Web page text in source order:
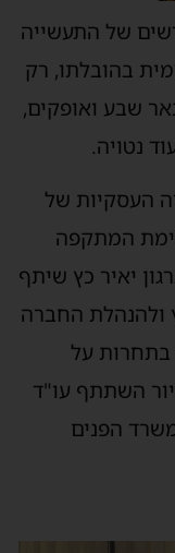
של התעשייה
בהובלתו, רק
שבע ואופקים,
נטויה.
העסקיות של
המתקפה
הארגון יאיר כץ שיתף
ולהנהלת החברה
בתחרות על
השתתף עו"ד
הפנים